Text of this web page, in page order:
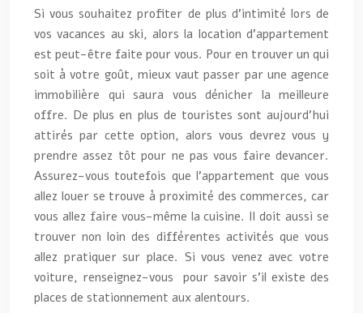
Si vous souhaitez profiter de plus d’intimité lors de
vos vacances au ski, alors la location d’appartement
est peut-être faite pour vous. Pour en trouver un qui
soit à votre goût, mieux vaut passer par une agence
immobilière qui saura vous dénicher la meilleure
offre. De plus en plus de touristes sont aujourd’hui
attirés par cette option, alors vous devrez vous y
prendre assez tôt pour ne pas vous faire devancer.
Assurez-vous toutefois que l’appartement que vous
allez louer se trouve à proximité des commerces, car
vous allez faire vous-même la cuisine. Il doit aussi se
trouver non loin des différentes activités que vous
allez pratiquer sur place. Si vous venez avec votre
voiture, renseignez-vous pour savoir s’il existe des
places de stationnement aux alentours.